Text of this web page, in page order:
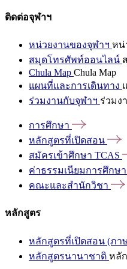
ติดต่อจุฬาฯ
หน่วยงานของจุฬาฯ หน่
สมุดโทรศัพท์ออนไลน์
Chula Map Chula Map
แผนที่และการเดินทาง
ร่วมงานกับจุฬาฯ ร่วมง
การศึกษา
หลักสูตรที่เปิดสอน
สมัครเข้าศึกษา TCAS
ค่าธรรมเนียมการศึกษา
คณะและสำนักวิชา
หลักสูตร
หลักสูตรที่เปิดสอน (ภา
หลักสูตรนานาชาติ หลั